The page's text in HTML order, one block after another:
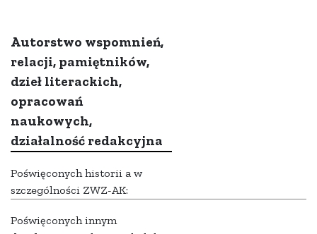
Autorstwo wspomnień,
relacji, pamiętników,
dzieł literackich,
opracowań
naukowych,
działalność redakcyjna
Poświęconych historii a w
szczególności ZWZ-AK:
Poświęconych innym